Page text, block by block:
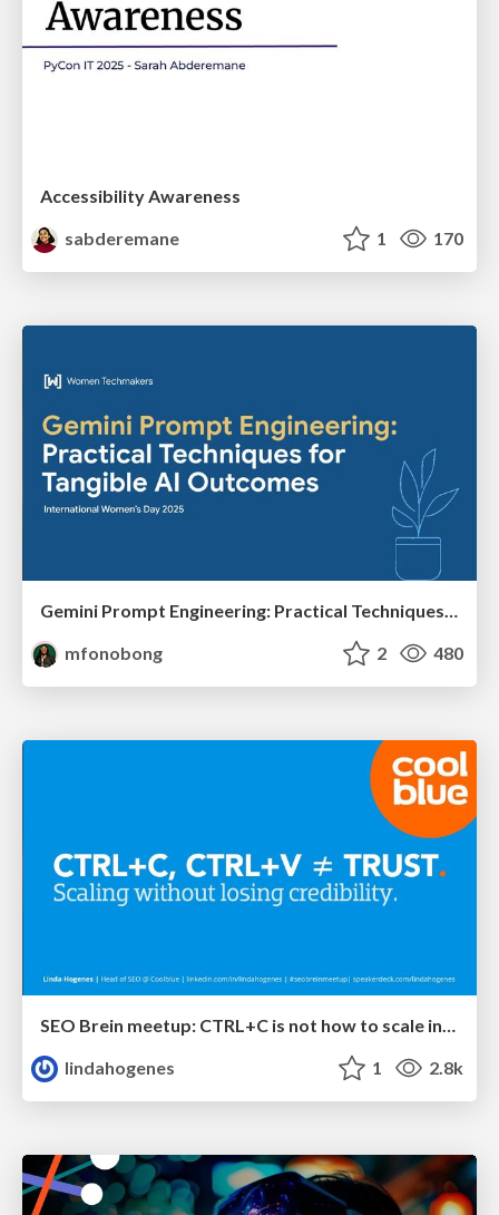
Accessibility Awareness
sabderemane
1 170
Gemini Prompt Engineering: Practical Techniques for Tangible AI Outcomes
mfonobong
2 480
SEO Brein meetup: CTRL+C is not how to scale international SEO
lindahogenes
1 2.8k